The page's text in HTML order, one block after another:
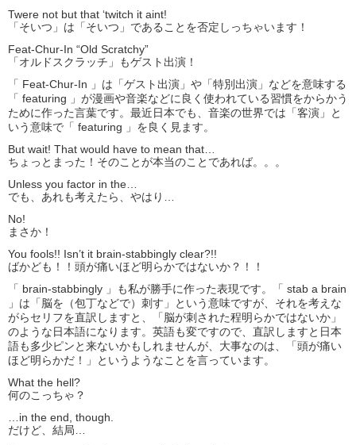
Twere not but that ‘twitch it aint!
「そいつ」は「そいつ」であることを否定しっちゃいます！
Feat-Chur-In “Old Scratchy”
「オルドスクラッチ」もゲスト出演！
「 Feat-Chur-In 」は「ゲスト出演」や「特別出演」などを意味する
「 featuring 」が漫画や音楽などに良く使われている習慣をからかう
ために作った言葉です。最近日本でも、音楽の世界では「客演」と
いう意味で「 featuring 」を良く見ます。
But wait! That would have to mean that…
ちょっとまった！そのことが本当のことであれば。。。
Unless you factor in the…
でも、あれも考えたら、やはり…
No!
まさか！
You fools!! Isn’t it brain-stabbingly clear?!!
ばかども！！頭が痛いほど明らかではないか？！！
「 brain-stabbingly 」も私が勝手に作った表現です。「 stab a brain
」は「脳を（包丁などで）刺す」という意味ですが、それを考えな
がらセリフを直訳しますと、「脳が刺された程明らかではないか」
のような日本語になります。英語も変ですので、直訳しますと日本
語も多少ピンと来ないかもしれませんが、大事なのは、「頭が痛い
ほど明らかだ！」というようなことを言っています。
What the hell?
何のこっちゃ？
…in the end, though.
だけど、結局…